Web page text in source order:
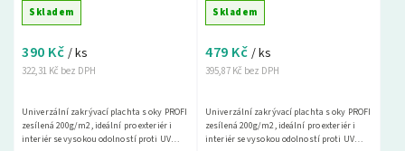
Skladem
322,31 Kč bez DPH
390 Kč / ks
Univerzální zakrývací plachta s oky PROFI
zesílená 200g/m2, ideální pro exteriér i
interiér se vysokou odolností proti UV
Skladem
395,87 Kč bez DPH
479 Kč / ks
Univerzální zakrývací plachta s oky PROFI
zesílená 200g/m2, ideální pro exteriér i
interiér se vysokou odolností proti UV